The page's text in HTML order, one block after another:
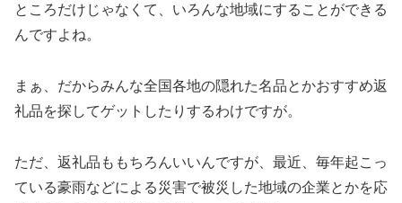
ところだけじゃなくて、いろんな地域にすることができる
んですよね。
まぁ、だからみんな全国各地の隠れた名品とかおすすめ返
礼品を探してゲットしたりするわけですが。
ただ、返礼品ももちろんいいんですが、最近、毎年起こっ
ている豪雨などによる災害で被災した地域の企業とかを応